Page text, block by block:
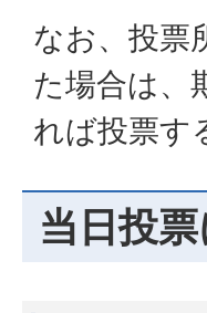
なお、投票
た場合は、
れば投票す
当日投